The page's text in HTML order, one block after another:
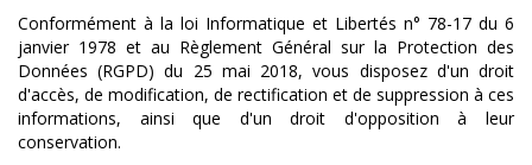
Conformément à la loi Informatique et Libertés n° 78-17 du 6
janvier 1978 et au Règlement Général sur la Protection des
Données (RGPD) du 25 mai 2018, vous disposez d'un droit
d'accès, de modification, de rectification et de suppression à ces
informations, ainsi que d'un droit d'opposition à leur
conservation.